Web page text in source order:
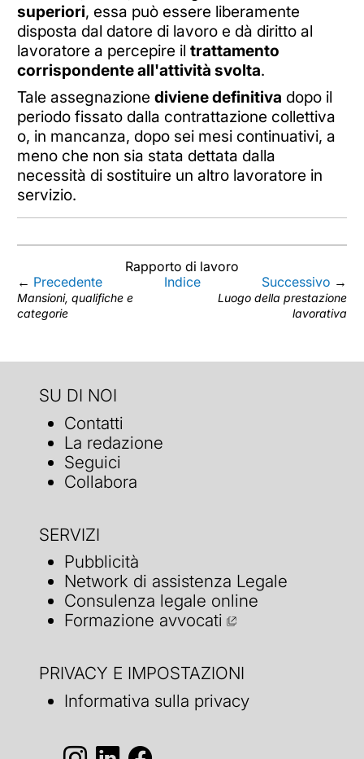
superiori, essa può essere liberamente
disposta dal datore di lavoro e dà diritto al
lavoratore a percepire il trattamento
corrispondente all'attività svolta.
Tale assegnazione diviene definitiva dopo il
periodo fissato dalla contrattazione collettiva
o, in mancanza, dopo sei mesi continuativi, a
meno che non sia stata dettata dalla
necessità di sostituire un altro lavoratore in
servizio.
Rapporto di lavoro
← Precedente
Mansioni, qualifiche e
categorie
Indice Successivo →
Luogo della prestazione
lavorativa
SU DI NOI
Contatti
La redazione
Seguici
Collabora
SERVIZI
Pubblicità
Network di assistenza Legale
Consulenza legale online
Formazione avvocati
PRIVACY E IMPOSTAZIONI
Informativa sulla privacy